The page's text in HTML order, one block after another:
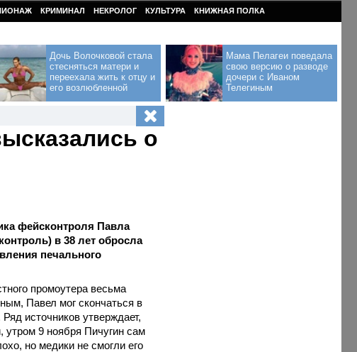
КРИМИНАЛ НЕКРОЛОГ КУЛЬТУРА КНИЖНАЯ ПОЛКА
Дочь Волочковой стала
стесняться матери и
переехала жить к отцу и
его возлюбленной
Мама Пелагеи поведала
свою версию о разводе
дочери с Иваном
Телегиным
о
фейсконтроля Павла
в 38 лет обросла
печального
промоутера весьма
Павел мог скончаться в
источников утверждает,
утром 9 ноября Пичугин сам
но медики не смогли его